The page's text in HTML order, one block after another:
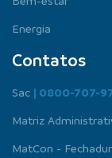
Energia
Contatos
Sac | 0800-707-
Matriz
MatCon -